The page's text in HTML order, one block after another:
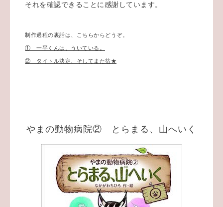
それを確認できることに感謝しています。
制作過程の裏話は、こちらからどうぞ。
① 一平くんは、ういている。
② タイトル決定、そしてまた箔★
やまの動物病院② とらまる、山へいく